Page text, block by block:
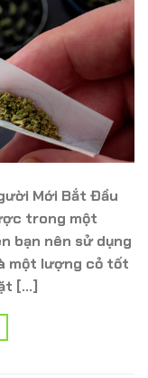
Mới Bắt Đầu
trong một
bạn nên sử dụng
một lượng cỏ tốt
[…]